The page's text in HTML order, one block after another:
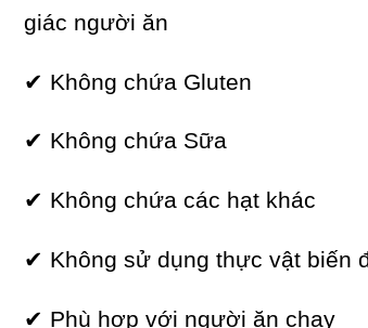
giác người ăn
✔ Không chứa Gluten
✔ Không chứa Sữa
✔ Không chứa các hạt khác
✔ Không sử dụng thực vật biến
✔ Phù hợp với người ăn chay ⁠